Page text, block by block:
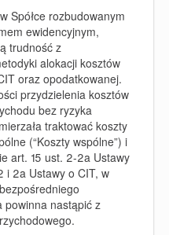
Spółce rozbudowanym
ewidencyjnym,
trudność z
alokacji kosztów
oraz opodatkowanej.
przydzielenia kosztów
bez ryzyka
traktować koszty
(“Koszty wspólne”) i
art. 15 ust. 2-2a Ustawy
i 2a Ustawy o CIT, w
powinna nastąpić z